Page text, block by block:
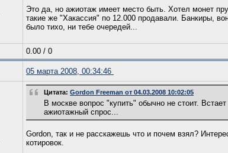
Это да, но ажиотаж имеет место быть. Хотел монет
такие же "Хакассия" по 12.000 продавали. Банкиры,
было тихо, ни тебе очередей...
0.00 / 0
05 марта 2008, 00:34:46
Цитата: Gordon Freeman от 04.03.2008 10:02:05
В москве вопрос "купить" обычно не стоит.
ажиотажный спрос...
Gordon, так и не расскажешь что и почем взял?
котировок.